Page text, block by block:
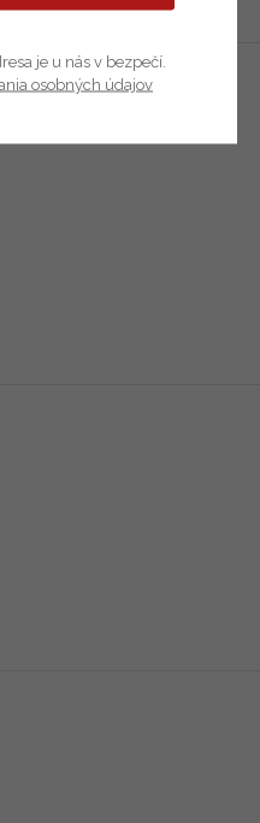
je u nás v bezpečí.
osobných údajov